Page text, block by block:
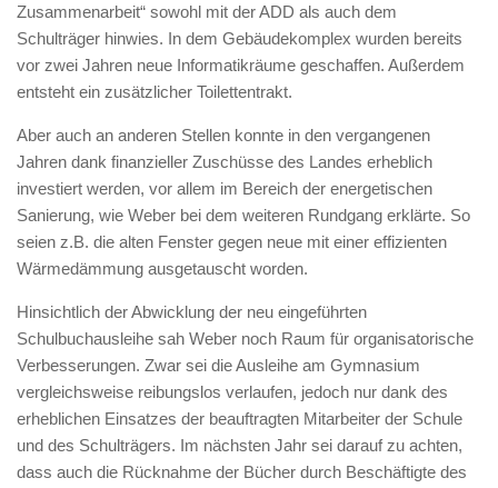
Zusammenarbeit“ sowohl mit der ADD als auch dem
Schulträger hinwies. In dem Gebäudekomplex wurden bereits
vor zwei Jahren neue Informatikräume geschaffen. Außerdem
entsteht ein zusätzlicher Toilettentrakt.
Aber auch an anderen Stellen konnte in den vergangenen
Jahren dank finanzieller Zuschüsse des Landes erheblich
investiert werden, vor allem im Bereich der energetischen
Sanierung, wie Weber bei dem weiteren Rundgang erklärte. So
seien z.B. die alten Fenster gegen neue mit einer effizienten
Wärmedämmung ausgetauscht worden.
Hinsichtlich der Abwicklung der neu eingeführten
Schulbuchausleihe sah Weber noch Raum für organisatorische
Verbesserungen. Zwar sei die Ausleihe am Gymnasium
vergleichsweise reibungslos verlaufen, jedoch nur dank des
erheblichen Einsatzes der beauftragten Mitarbeiter der Schule
und des Schulträgers. Im nächsten Jahr sei darauf zu achten,
dass auch die Rücknahme der Bücher durch Beschäftigte des